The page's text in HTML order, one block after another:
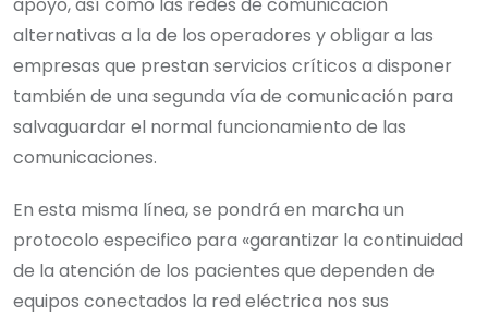
alternativas a la de los operadores y obligar a las
empresas que prestan servicios críticos a disponer
también de una segunda vía de comunicación para
salvaguardar el normal funcionamiento de las
comunicaciones.
En esta misma línea, se pondrá en marcha un
protocolo especifico para «garantizar la continuidad
de la atención de los pacientes que dependen de
equipos conectados la red eléctrica nos sus